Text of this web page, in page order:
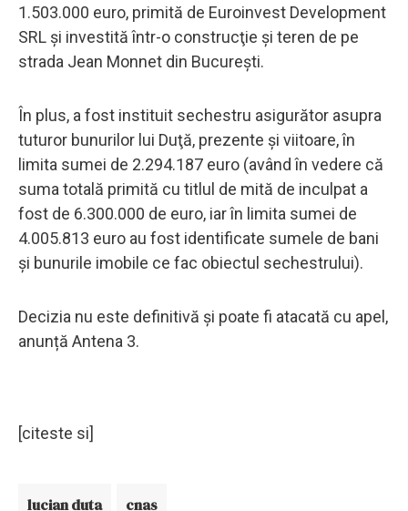
1.503.000 euro, primită de Euroinvest Development
SRL şi investită într-o construcţie şi teren de pe
strada Jean Monnet din Bucureşti.
În plus, a fost instituit sechestru asigurător asupra
tuturor bunurilor lui Duţă, prezente şi viitoare, în
limita sumei de 2.294.187 euro (având în vedere că
suma totală primită cu titlul de mită de inculpat a
fost de 6.300.000 de euro, iar în limita sumei de
4.005.813 euro au fost identificate sumele de bani
şi bunurile imobile ce fac obiectul sechestrului).
Decizia nu este definitivă şi poate fi atacată cu apel,
anunță Antena 3.
[citeste si]
lucian duta cnas